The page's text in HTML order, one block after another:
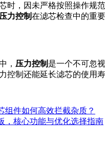
时，因未严格按照操作规
压力控制在滤芯检查中的重要
， 压力控制 是一个不可忽
控制还能延长滤芯的使用
组件如何高效拦截杂质？
，核心功能与优化选择指南